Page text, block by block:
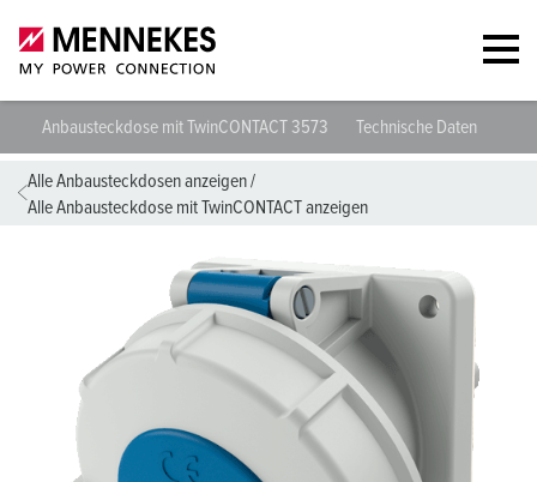
Anbausteckdose mit TwinCONTACT 3573 Technische Daten
Alle Anbausteckdosen anzeigen/
Alle Anbausteckdose mit TwinCONTACT anzeigen